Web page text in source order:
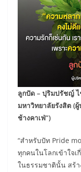
ลูกปัด – ปุริมปรัชญ์
มหาวิทยาลัยรังสิต (
ช้างคาเฟ่”)
“สำหรับปัท Pride
ทุกคนในโลกเข้าใจ
ในธรรมชาตินั้น สร้า